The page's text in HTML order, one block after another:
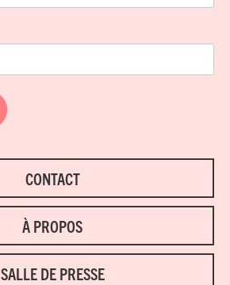
CONTACT
À PROPOS
SALLE DE PRESSE